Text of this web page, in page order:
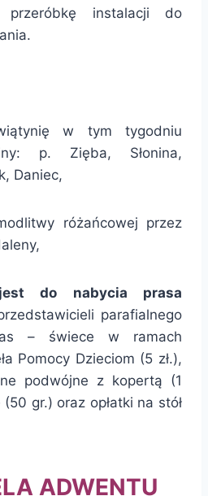
przeróbkę instalacji do
w tym tygodniu
p. Zięba, Słonina,
Daniec,
różańcowej przez
do nabycia prasa
parafialnego
– świece w ramach
Pomocy Dzieciom (5 zł.),
podwójne z kopertą (1
(50 gr.) oraz opłatki na stół
ADWENTU